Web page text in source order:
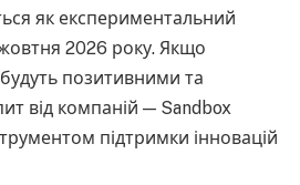
як експериментальний
2026 року. Якщо
позитивними та
від компаній — Sandbox
підтримки інновацій